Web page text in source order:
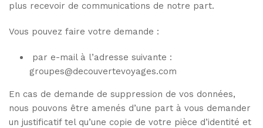
plus recevoir de communications de notre part.
Vous pouvez faire votre demande :
par e-mail à l’adresse suivante :
groupes@decouvertevoyages.com
En cas de demande de suppression de vos données,
nous pouvons être amenés d’une part à vous demander
un justificatif tel qu’une copie de votre pièce d’identité et